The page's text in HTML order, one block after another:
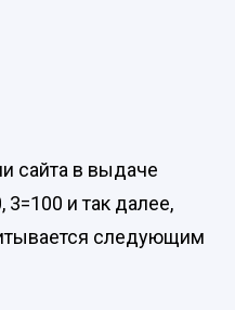
сайта в выдаче
3=100 и так далее,
следующим